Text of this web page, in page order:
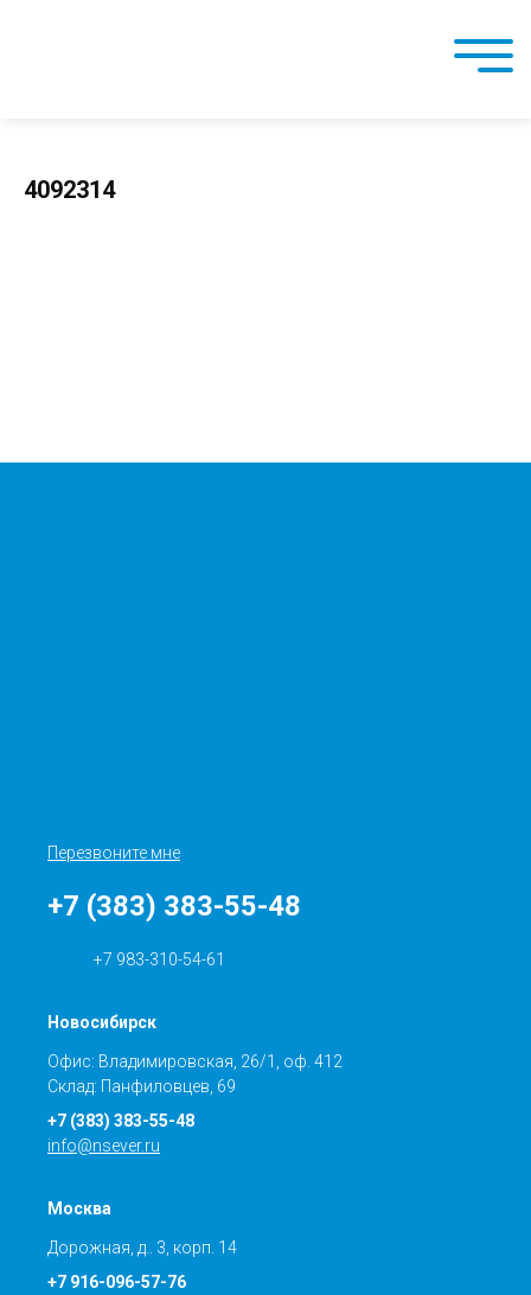
4092314
Перезвоните мне
+7 (383) 383-55-48
+7 983-310-54-61
Новосибирск
Офис: Владимировская, 26/1, оф. 412
Склад: Панфиловцев, 69
+7 (383) 383-55-48
info@nsever.ru
Москва
Дорожная, д.. 3, корп. 14
+7 916-096-57-76